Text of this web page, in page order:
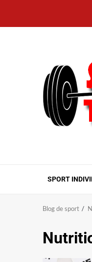
contenu
SPORT
Blog de sport